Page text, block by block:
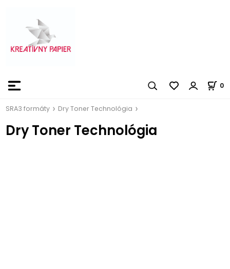
0
SRA3 formáty Dry Toner Technológia
Dry Toner Technológia